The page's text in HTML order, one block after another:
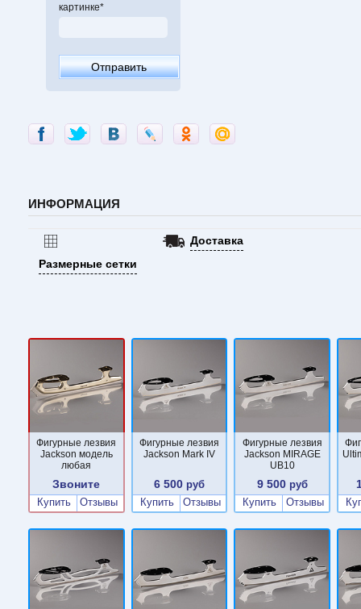
картинке*
ИНФОРМАЦИЯ
Размерные сетки
Доставка
Фигурные лезвия
Jackson модель
любая
Звоните
Купить Отзывы
Фигурные лезвия
Jackson Mark IV
6 500 руб
Купить
Отзывы
Фигурные лезвия
Jackson MIRAGE
UB10
9 500руб
Купить
Отзывы